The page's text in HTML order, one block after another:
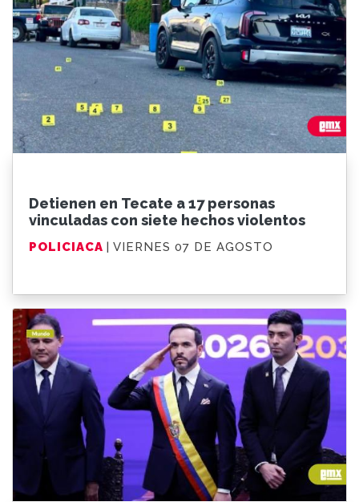
Detienen en Tecate a 17 personas
vinculadas con siete hechos violentos
POLICIACA | VIERNES 07 DE AGOSTO